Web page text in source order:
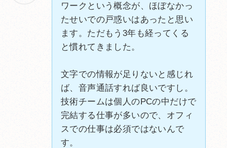
ワークという概念が、ほぼなかっ
たせいでの戸惑いはあったと思い
ます。ただもう3年も経ってくる
と慣れてきました。
文字での情報が足りないと感じれ
ば、音声通話すれば良いですし。
技術チームは個人のPCの中だけで
完結する仕事が多いので、オフィ
スでの仕事は必須ではないんで
す。